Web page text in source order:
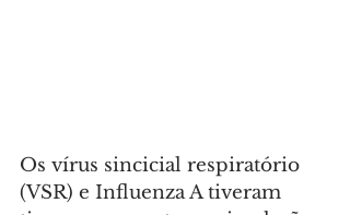
Os vírus sincicial respiratório
(VSR) e Influenza A tiveram